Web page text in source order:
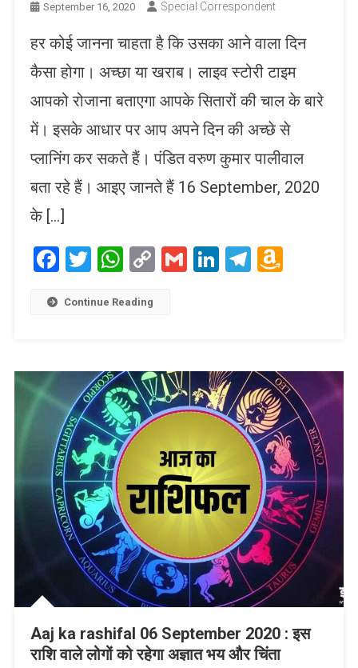
September 16, 2020 Special Correspondent
हर कोई जानना चाहता है कि उसका आने वाला दिन
कैसा होगा। अच्छा या खराब। लाइव स्टोरी टाइम
आपको रोजाना बताएगा आपके सितारों की चाल के बारे
में। इसके आधार पर आप अपने दिन की अच्छे से
प्लानिंग कर सकते हैं। पंडित वरुण कुमार पालीवाल
बता रहे हैं। आइए जानते हैं 16 September, 2020
के […]
Facebook
Twitter
WhatsApp
CopyGmailLinkedIn
Telegram
Continue Reading
Aaj ka rashifal 06 September 2020 : इस
राशि वाले लोगों को रहेगा अज्ञात भय और चिंता